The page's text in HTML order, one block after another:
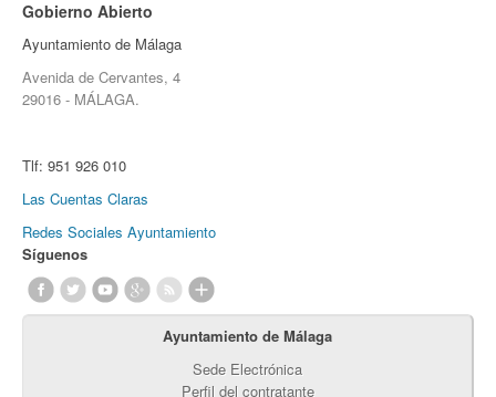
Gobierno Abierto
Ayuntamiento de Málaga
Avenida de Cervantes, 4
29016 - MÁLAGA.
Tlf: 951 926 010
Las Cuentas Claras
Redes Sociales Ayuntamiento
Síguenos
Ayuntamiento de Málaga
Sede Electrónica
Perfil del contratante